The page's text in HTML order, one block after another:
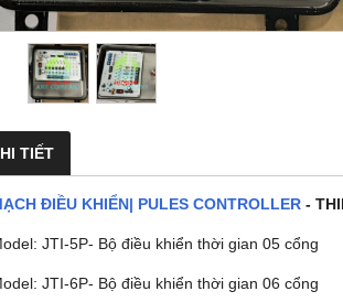
TIẾT
ĐIỀU KHIỂN| PULES CONTROLLER -
JTI-5P- Bộ điều khiển thời gian 05 cổng
JTI-6P- Bộ điều khiển thời gian 06 cổng